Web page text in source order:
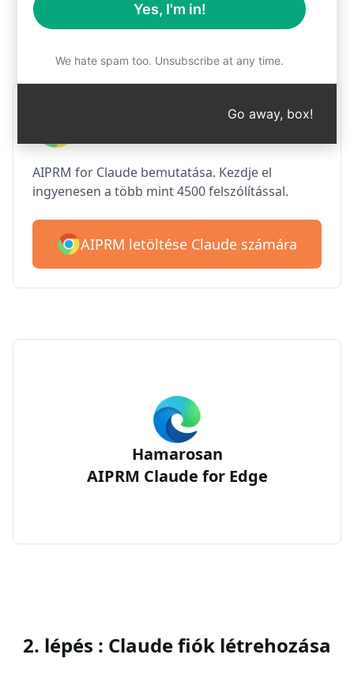
1. lépés : Az AIPRM ingyenes
AIPRM Claude a Google
AIPRM for Claude bemutatása. Kezdje el
ingyenesen a több mint 4500 felszólítással.
AIPRM letöltése Claude számára
Hamarosan
AIPRM Claude for Edge
2. lépés : Claude fiók létrehozása
Yes, I'm in!
We hate spam too. Unsubscribe at any time.
Go away, box!